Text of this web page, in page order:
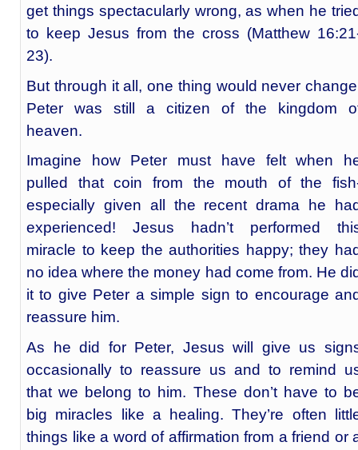
get things spectacularly wrong, as when he
to keep Jesus from the cross (Matthew
23).
But through it all, one thing would never
Peter was still a citizen of the kingdom
heaven.
Imagine how Peter must have felt when
pulled that coin from the mouth of the
especially given all the recent drama he
experienced! Jesus hadn’t performed
miracle to keep the authorities happy; they
no idea where the money had come from. He
it to give Peter a simple sign to encourage
reassure him.
As he did for Peter, Jesus will give us
occasionally to reassure us and to remind
that we belong to him. These don’t have to
big miracles like a healing. They’re often
things like a word of affirmation from a friend or